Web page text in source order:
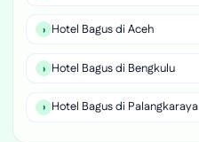
Hotel Bagus di Aceh
Hotel Bagus di Bengkulu
Hotel Bagus di Palangkaraya